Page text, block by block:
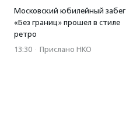
Московский юбилейный забег
«Без границ» прошел в стиле
ретро
13:30 · Прислано НКО